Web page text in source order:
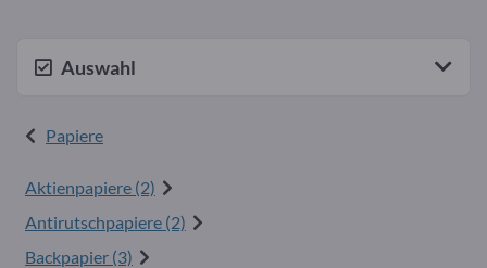
Auswahl
Papiere
Aktienpapiere (2)
Antirutschpapiere (2)
Backpapier (3)